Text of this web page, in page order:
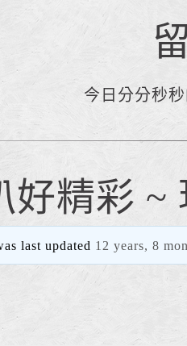
今日分分秒
好精彩
last updated 12 years, 8